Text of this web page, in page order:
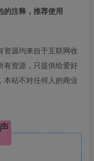
的注释，推荐使用
资源均来自于互联网收
有资源，只提供给爱好
本站不对任何人的商业